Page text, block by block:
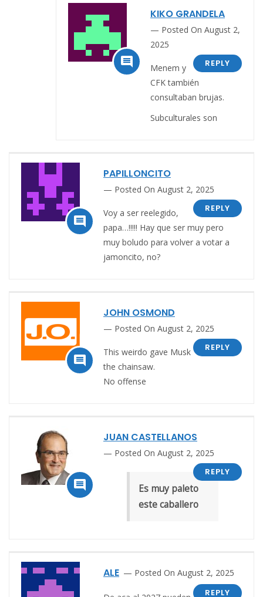

KIKO GRANDELA
Posted On August 2,
2025
REPLY
Menem y
CFK también
consultaban brujas.
Subculturales son

PAPILLONCITO
Posted On August 2, 2025
REPLY
Voy a ser reelegido,
papa…!!!!! Hay que ser muy pero
muy boludo para volver a votar a
jamoncito, no?

JOHN OSMOND
Posted On August 2, 2025
REPLY
This weirdo gave Musk
the chainsaw.
No offense

JUAN CASTELLANOS
Posted On August 2, 2025
REPLY
Es muy paleto
este caballero
ALE
Posted On August 2, 2025
REPLY